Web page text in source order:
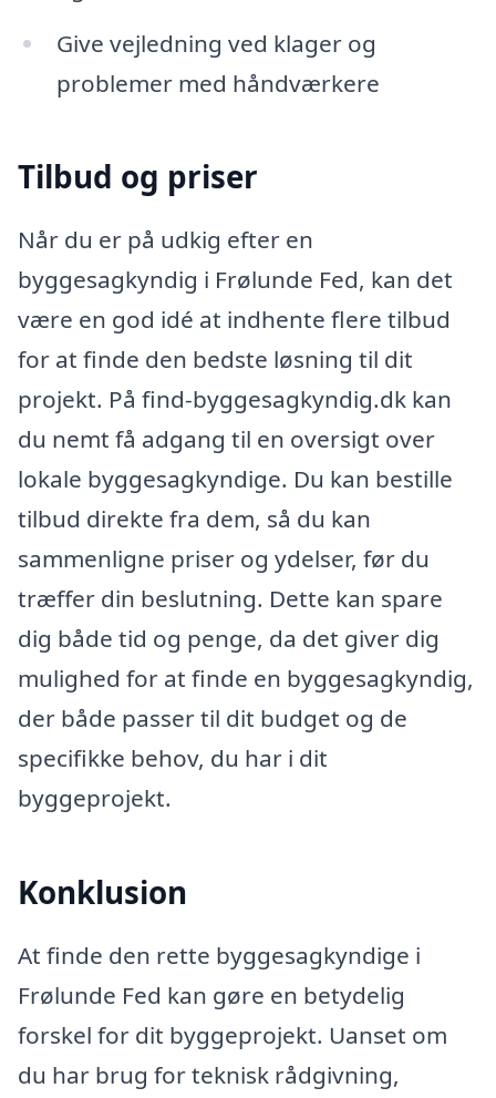
Give vejledning ved klager og
problemer med håndværkere
Tilbud og priser
Når du er på udkig efter en
byggesagkyndig i Frølunde Fed, kan det
være en god idé at indhente flere tilbud
for at finde den bedste løsning til dit
projekt. På find-byggesagkyndig.dk kan
du nemt få adgang til en oversigt over
lokale byggesagkyndige. Du kan bestille
tilbud direkte fra dem, så du kan
sammenligne priser og ydelser, før du
træffer din beslutning. Dette kan spare
dig både tid og penge, da det giver dig
mulighed for at finde en byggesagkyndig,
der både passer til dit budget og de
specifikke behov, du har i dit
byggeprojekt.
Konklusion
At finde den rette byggesagkyndige i
Frølunde Fed kan gøre en betydelig
forskel for dit byggeprojekt. Uanset om
du har brug for teknisk rådgivning,